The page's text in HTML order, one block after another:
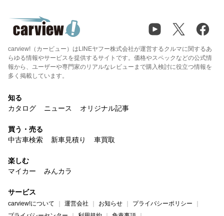
carview!（カービュー）はLINEヤフー株式会社が運営するクルマに関するあ
らゆる情報やサービスを提供するサイトです。価格やスペックなどの公式情
報から、ユーザーや専門家のリアルなレビューまで購入検討に役立つ情報を
多く掲載しています。
知る
カタログ
ニュース オリジナル記事
買う・売る
中古車検索
新車見積り 車買取
楽しむ
マイカー
みんカラ
サービス
carview!について 運営会社 お知らせ
プライバシーポリシー